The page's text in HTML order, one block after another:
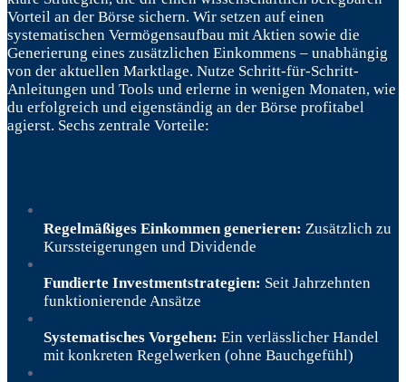
Vorteil an der Börse sichern. Wir setzen auf einen
systematischen Vermögensaufbau mit Aktien sowie die
Generierung eines zusätzlichen Einkommens – unabhängig
von der aktuellen Marktlage. Nutze Schritt-für-Schritt-
Anleitungen und Tools und erlerne in wenigen Monaten, wie
du erfolgreich und eigenständig an der Börse profitabel
agierst. Sechs zentrale Vorteile:
Regelmäßiges Einkommen generieren: Zusätzlich zu
Kurssteigerungen und Dividende
Fundierte Investmentstrategien: Seit Jahrzehnten
funktionierende Ansätze
Systematisches Vorgehen: Ein verlässlicher Handel
mit konkreten Regelwerken (ohne Bauchgefühl)